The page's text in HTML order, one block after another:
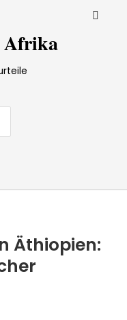
Afrika
Äthiopien: